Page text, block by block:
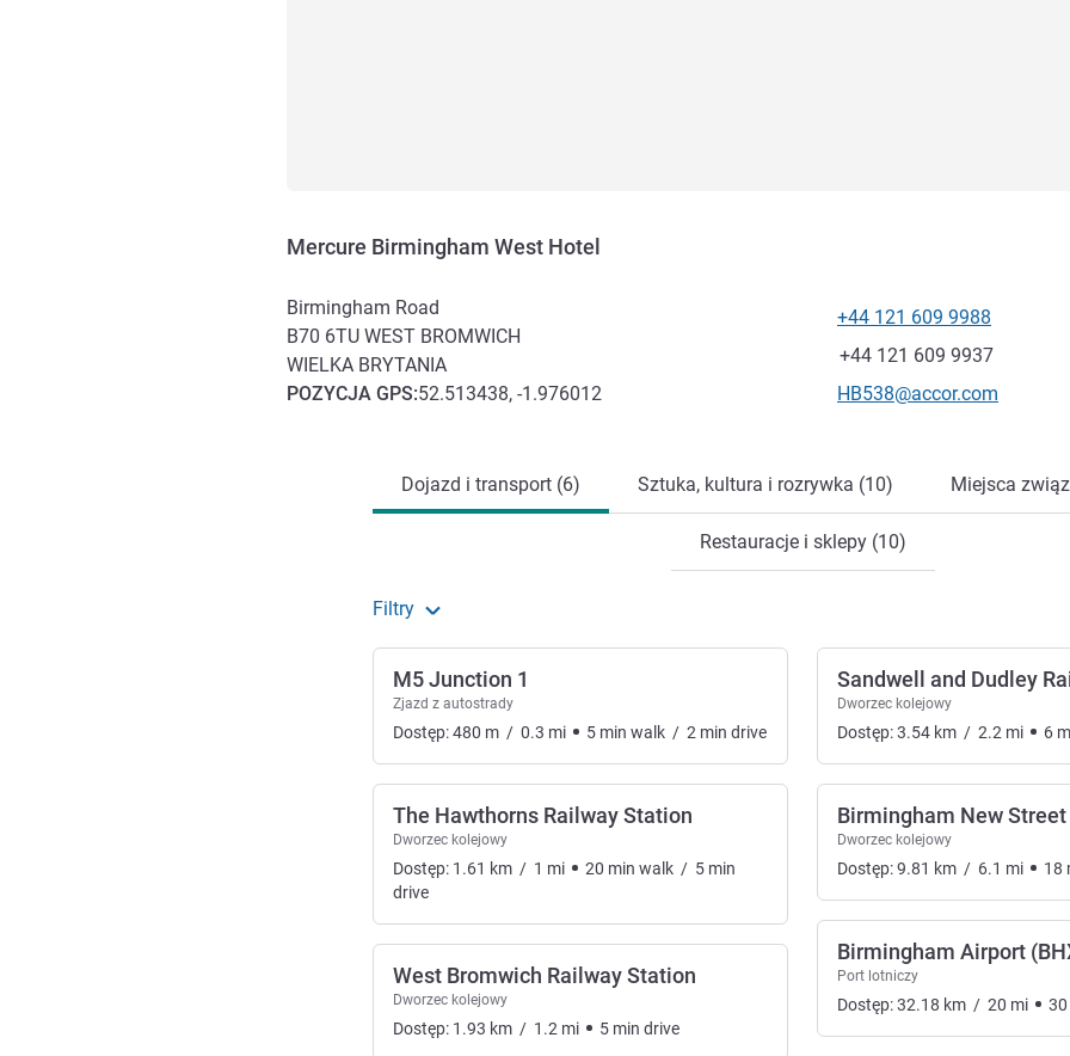
Mercure Birmingham West Hotel
Birmingham Road
B70 6TU WEST BROMWICH
WIELKA BRYTANIA
POZYCJA GPS:52.513438, -1.976012
Telefon
+44 121 609 9988
Faks
+44 121 609 9937
Kontaktowy adres e-mail
HB538@accor.com
Dojazd i transport (6) Sztuka, kultura i rozrywka (10) Miejsca
Restauracje i sklepy (10)
Filtry
M5 Junction 1
Zjazd z autostrady
Dostęp:480 m / 0.3 mi 5 min walk / 2 min drive
The Hawthorns Railway Station
Dworzec kolejowy
Dostęp: 1.61 km / 1 mi 20 min walk / 5 min
drive
West Bromwich Railway Station
Dworzec kolejowy
Dostęp: 1.93 km / 1.2 mi 5 min drive
Sandwell and Dudley
Dworzec kolejowy
Dostęp:3.54 km / 2.2 mi 6
Birmingham New
Dworzec kolejowy
Dostęp:9.81 km / 6.1 mi 18
Birmingham Airport
Port lotniczy
Dostęp:32.18 km / 20 mi 30